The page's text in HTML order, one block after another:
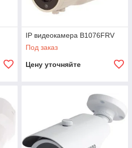
IP видеокамера B1076FRV
Под заказ
Цену уточняйте